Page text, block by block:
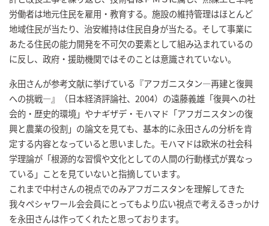
労働者は地元住民を雇用・教育する。施設の維持管理はほとんど
地域住民が当たり、治安維持は住民自身が当たる。そして事業に
あたる住民の能力開発を不可欠の要素として組み込まれているの
に反し、政府・援助機関ではそのことは意識されていない。
永田さんが参考文献に挙げている『アフガニスタン―再建と復興
への挑戦―』（日本経済評論社、2004）の遠藤義雄「復興への社
会的・歴史的環境」やナギザデ・モハマド「アフガニスタンの復
興と農業の役割」の論文を見ても、基本的に永田さんの分析を肯
定する内容となっていると思いました。モハマドは欧米の社会科
学理論が「根源的な習慣や文化としての人間の行動様式が異なっ
ている」ことを見ていないと指摘しています。
これまで中村さんの視点でのみアフガニスタンを理解してきた
我々ペシャワール会会員にとってもより広い視点で考えるきっかけ
を永田さんは作ってくれたと思っております。